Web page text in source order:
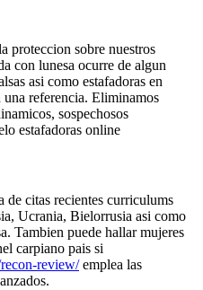
proteccion sobre nuestros
con lunes­a ocurre de algun
asi­ como estafadoras en
referencia. Eliminamos
sospechosos
estafadoras online
de citas recientes curriculums
Ucrania, Bielorrusia asi­ como
Tambien puede hallar mujeres
carpiano pais si
review/emplea las